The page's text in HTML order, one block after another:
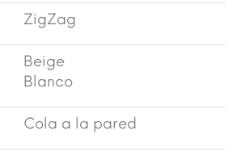
ZigZag
Beige
Blanco
Cola a la pared